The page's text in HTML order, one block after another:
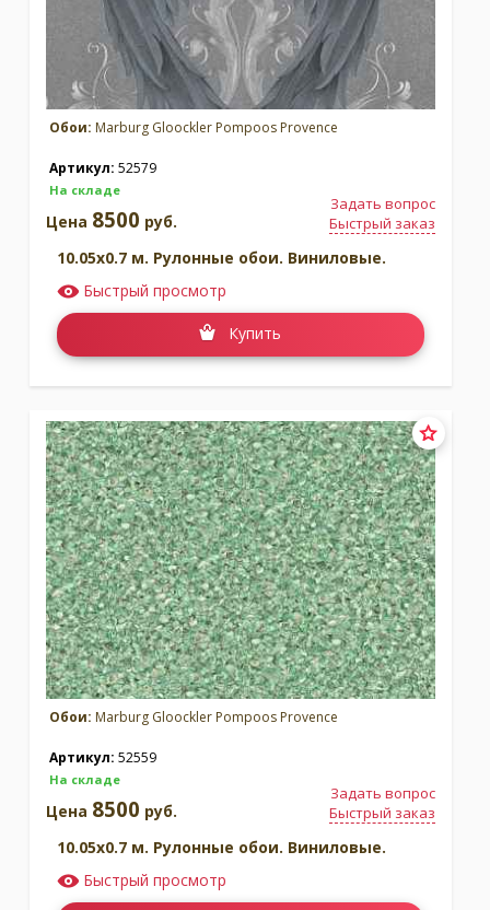
Обои: Marburg Gloockler Pompoos Provence
Артикул: 52579
На складе
Задать вопрос
Быстрый заказ
Цена 8500 руб.
10.05x0.7 м. Рулонные обои. Виниловые.
Быстрый просмотр
Купить
Обои: Marburg Gloockler Pompoos Provence
Артикул: 52559
На складе
Задать вопрос
Быстрый заказ
Цена 8500 руб.
10.05x0.7 м. Рулонные обои. Виниловые.
Быстрый просмотр